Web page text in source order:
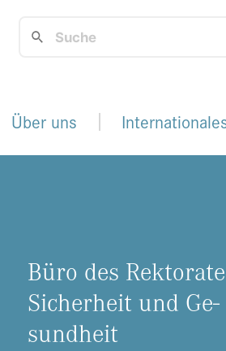
Über uns
Büro des
Si­cher­heit und Ge­
sund­heit